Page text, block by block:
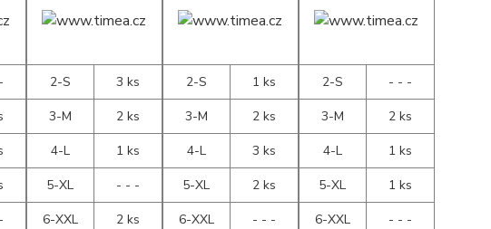
2-S
3 ks
3-M
2 ks
4-L
1 ks
5-XL
- - -
6-XXL
2 ks
2-S
1 ks
3-M
2 ks
4-L
3 ks
5-XL
2 ks
6-XXL
- - -
2-S
- - -
3-M
2 ks
4-L
1 ks
5-XL
1 ks
6-XXL
- - -